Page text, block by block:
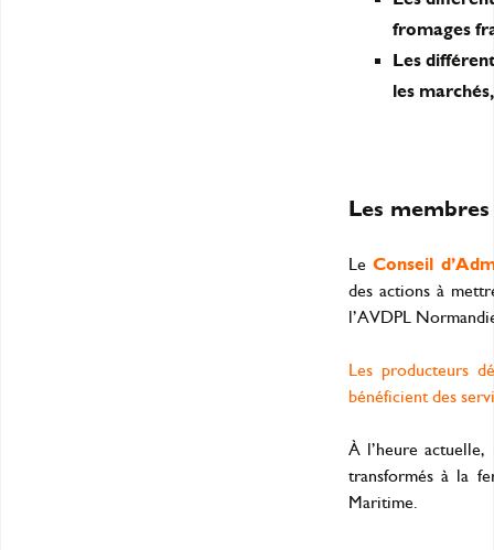
fromages
Les
les
Les
LeConseil
des actions à
l’AVDPL
Les producteurs
bénéficient des
À l’heure actuelle,
transformés à la
Maritime.